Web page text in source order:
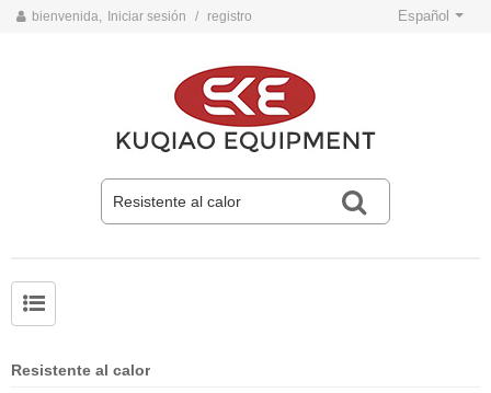
bienvenida, Iniciar sesión / registro Español
Resistente al calor